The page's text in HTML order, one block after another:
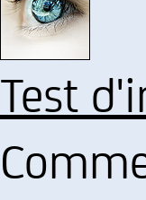
Test